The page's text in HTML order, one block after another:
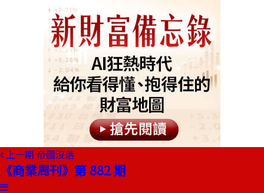
上一期 帝國沒落
《商業周刊》第 882 期